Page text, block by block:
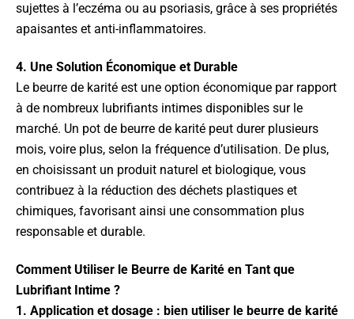
sujettes à l’eczéma ou au psoriasis, grâce à ses propriétés
apaisantes et anti-inflammatoires.
4. Une Solution Économique et Durable
Le beurre de karité est une option économique par rapport
à de nombreux lubrifiants intimes disponibles sur le
marché. Un pot de beurre de karité peut durer plusieurs
mois, voire plus, selon la fréquence d’utilisation. De plus,
en choisissant un produit naturel et biologique, vous
contribuez à la réduction des déchets plastiques et
chimiques, favorisant ainsi une consommation plus
responsable et durable.
Comment Utiliser le Beurre de Karité en Tant que
Lubrifiant Intime ?
1. Application et dosage : bien utiliser le beurre de karité